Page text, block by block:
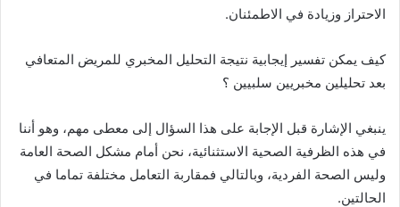
الاحتراز وزيادة في الاطمئنان.
كيف يمكن تفسير إيجابية نتيجة التحليل المخبري للمريض المتعافي
بعد تحليلين مخبريين سلبيين ؟
ينبغي الإشارة قبل الإجابة على هذا السؤال إلى معطى مهم، وهو أننا
في هذه الظرفية الصحية الاستثنائية، نحن أمام مشكل الصحة العامة
وليس الصحة الفردية، وبالتالي فمقاربة التعامل مختلفة تماما في
الحالتين.